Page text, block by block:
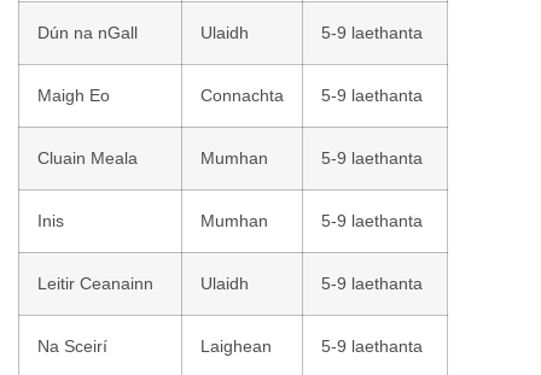
Dún na nGall Ulaidh 5-9 laethanta
Maigh Eo Connachta 5-9 laethanta
Cluain Meala Mumhan 5-9 laethanta
Inis Mumhan 5-9 laethanta
Leitir Ceanainn Ulaidh 5-9 laethanta
Na Sceirí Laighean 5-9 laethanta